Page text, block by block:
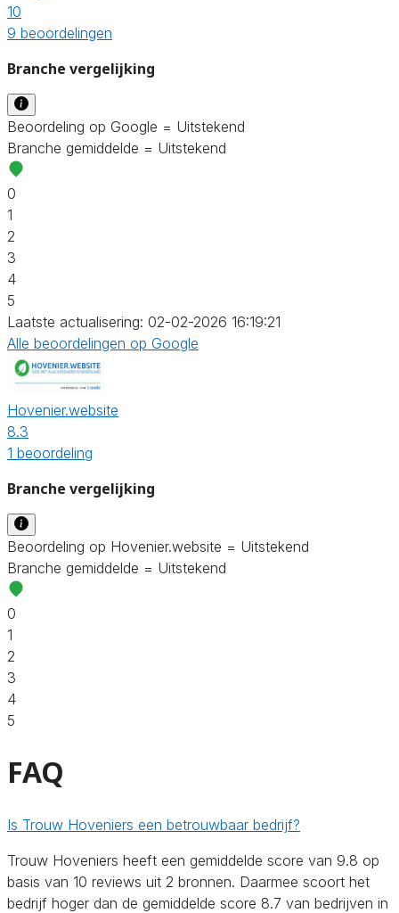
10
9 beoordelingen
Branche vergelijking
Beoordeling op Google = Uitstekend
Branche gemiddelde = Uitstekend
0
1
2
3
4
5
Laatste actualisering: 02-02-2026 16:19:21
Alle beoordelingen op Google
Hovenier.website
8.3
1 beoordeling
Branche vergelijking
Beoordeling op Hovenier.website = Uitstekend
Branche gemiddelde = Uitstekend
0
1
2
3
4
5
FAQ
Is Trouw Hoveniers een betrouwbaar bedrijf?
Trouw Hoveniers heeft een gemiddelde score van 9.8 op
basis van 10 reviews uit 2 bronnen. Daarmee scoort het
bedrijf hoger dan de gemiddelde score 8.7 van bedrijven in